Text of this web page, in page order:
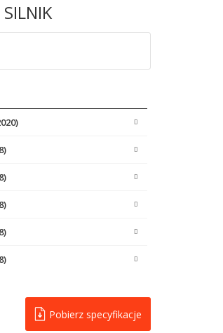
Pobierz specyfikacje